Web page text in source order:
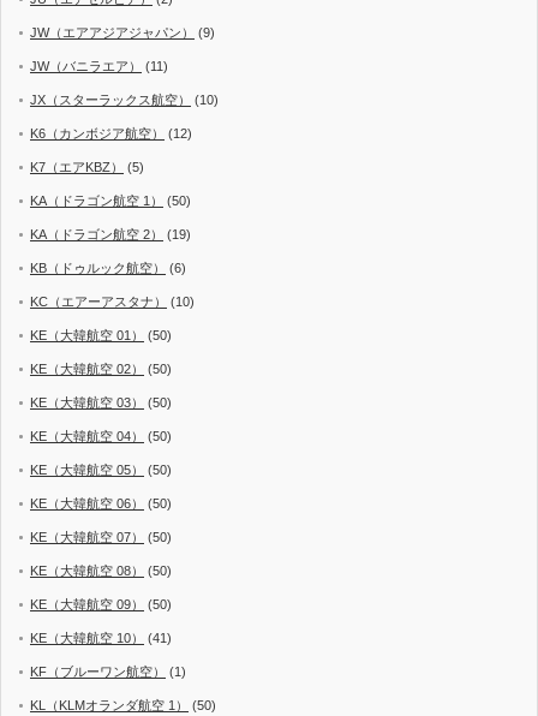
JW（エアアジアジャパン） (9)
JW（バニラエア） (11)
JX（スターラックス航空） (10)
K6（カンボジア航空） (12)
K7（エアKBZ） (5)
KA（ドラゴン航空 1） (50)
KA（ドラゴン航空 2） (19)
KB（ドゥルック航空） (6)
KC（エアーアスタナ） (10)
KE（大韓航空 01） (50)
KE（大韓航空 02） (50)
KE（大韓航空 03） (50)
KE（大韓航空 04） (50)
KE（大韓航空 05） (50)
KE（大韓航空 06） (50)
KE（大韓航空 07） (50)
KE（大韓航空 08） (50)
KE（大韓航空 09） (50)
KE（大韓航空 10） (41)
KF（ブルーワン航空） (1)
KL（KLMオランダ航空 1） (50)